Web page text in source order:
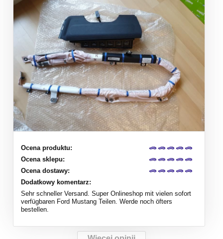
Ocena produktu:
Ocena sklepu:
Ocena dostawy:
Dodatkowy komentarz:
Sehr schneller Versand. Super Onlineshop mit vielen sofort
verfügbaren Ford Mustang Teilen. Werde noch öfters
bestellen.